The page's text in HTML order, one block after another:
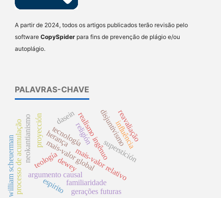
A partir de 2024, todos os artigos publicados terão revisão pelo
software CopySpider para fins de prevenção de plágio e/ou
autoplágio.
PALAVRAS-CHAVE
argumento causal
superstición
proyección
processo de acumulação mais-valor globalmais-valor relativo
disjuntivismo
religión
realismo ingênuo
tecnología
dewey
teología
espirito
influência
familiaridade
william scheuerman neokantianismo dasein
herança reavaliação
gerações futuras